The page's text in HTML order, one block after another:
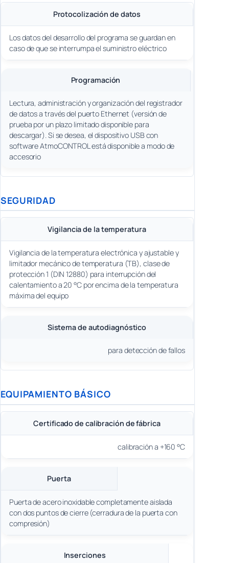
Protocolización de datos
Los datos del desarrollo del programa se guardan en
caso de que se interrumpa el suministro eléctrico
Programación
Lectura, administración y organización del registrador
de datos a través del puerto Ethernet (versión de
prueba por un plazo limitado disponible para
descargar). Si se desea, el dispositivo USB con
software AtmoCONTROL está disponible a modo de
accesorio
SEGURIDAD
Vigilancia de la temperatura
Vigilancia de la temperatura electrónica y ajustable y
limitador mecánico de temperatura (TB), clase de
protección 1 (DIN 12880) para interrupción del
calentamiento a 20 °C por encima de la temperatura
máxima del equipo
Sistema de autodiagnóstico
para detección de fallos
EQUIPAMIENTO BÁSICO
Certificado de calibración de fábrica
calibración a +160 °C
Puerta
Puerta de acero inoxidable completamente aislada
con dos puntos de cierre (cerradura de la puerta con
compresión)
Inserciones